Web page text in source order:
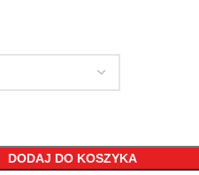
DODAJ DO KOSZYKA